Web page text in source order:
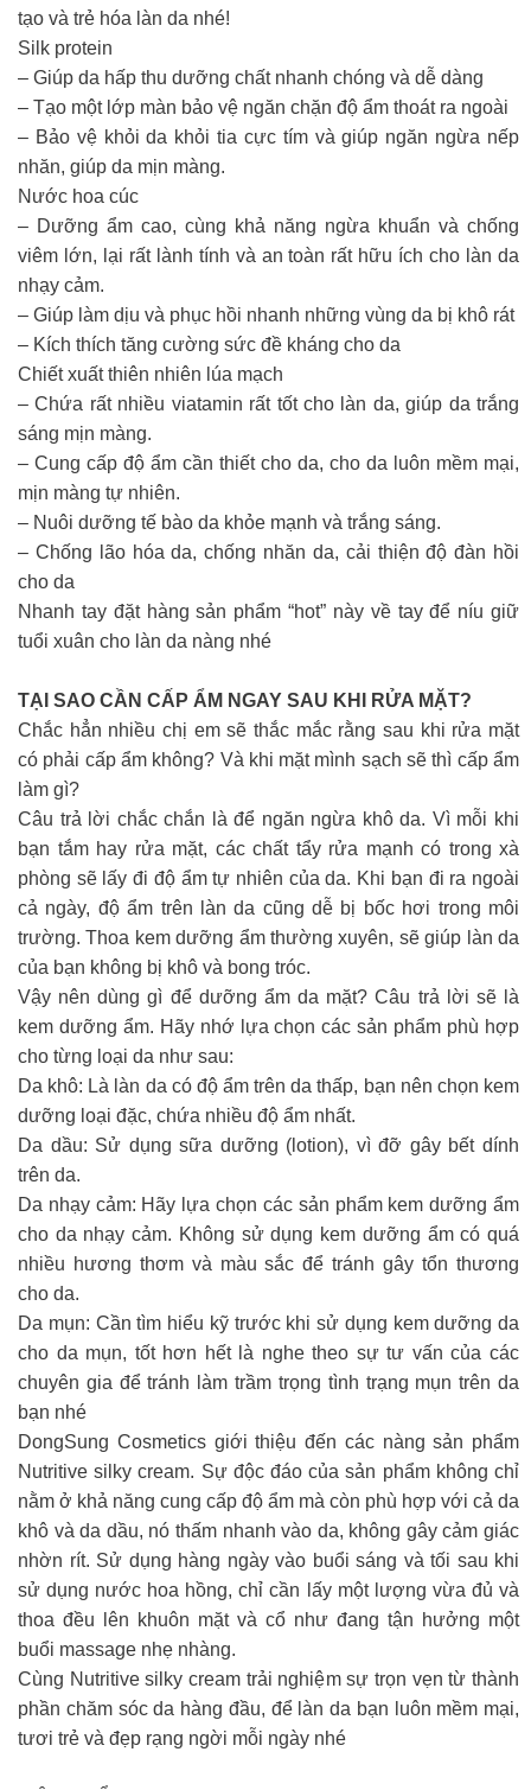
tạo và trẻ hóa làn da nhé!
Silk protein
– Giúp da hấp thu dưỡng chất nhanh chóng và dễ dàng
– Tạo một lớp màn bảo vệ ngăn chặn độ ẩm thoát ra ngoài
– Bảo vệ khỏi da khỏi tia cực tím và giúp ngăn ngừa nếp
nhăn, giúp da mịn màng.
Nước hoa cúc
– Dưỡng ẩm cao, cùng khả năng ngừa khuẩn và chống
viêm lớn, lại rất lành tính và an toàn rất hữu ích cho làn da
nhạy cảm.
– Giúp làm dịu và phục hồi nhanh những vùng da bị khô rát
– Kích thích tăng cường sức đề kháng cho da
Chiết xuất thiên nhiên lúa mạch
– Chứa rất nhiều viatamin rất tốt cho làn da, giúp da trắng
sáng mịn màng.
– Cung cấp độ ẩm cần thiết cho da, cho da luôn mềm mại,
mịn màng tự nhiên.
– Nuôi dưỡng tế bào da khỏe mạnh và trắng sáng.
– Chống lão hóa da, chống nhăn da, cải thiện độ đàn hồi
cho da
Nhanh tay đặt hàng sản phẩm “hot” này về tay để níu giữ
tuổi xuân cho làn da nàng nhé
TẠI SAO CẦN CẤP ẨM NGAY SAU KHI RỬA MẶT?
Chắc hẳn nhiều chị em sẽ thắc mắc rằng sau khi rửa mặt
có phải cấp ẩm không? Và khi mặt mình sạch sẽ thì cấp ẩm
làm gì?
Câu trả lời chắc chắn là để ngăn ngừa khô da. Vì mỗi khi
bạn tắm hay rửa mặt, các chất tẩy rửa mạnh có trong xà
phòng sẽ lấy đi độ ẩm tự nhiên của da. Khi bạn đi ra ngoài
cả ngày, độ ẩm trên làn da cũng dễ bị bốc hơi trong môi
trường. Thoa kem dưỡng ẩm thường xuyên, sẽ giúp làn da
của bạn không bị khô và bong tróc.
Vậy nên dùng gì để dưỡng ẩm da mặt? Câu trả lời sẽ là
kem dưỡng ẩm. Hãy nhớ lựa chọn các sản phẩm phù hợp
cho từng loại da như sau:
Da khô: Là làn da có độ ẩm trên da thấp, bạn nên chọn kem
dưỡng loại đặc, chứa nhiều độ ẩm nhất.
Da dầu: Sử dụng sữa dưỡng (lotion), vì đỡ gây bết dính
trên da.
Da nhạy cảm: Hãy lựa chọn các sản phẩm kem dưỡng ẩm
cho da nhạy cảm. Không sử dụng kem dưỡng ẩm có quá
nhiều hương thơm và màu sắc để tránh gây tổn thương
cho da.
Da mụn: Cần tìm hiểu kỹ trước khi sử dụng kem dưỡng da
cho da mụn, tốt hơn hết là nghe theo sự tư vấn của các
chuyên gia để tránh làm trầm trọng tình trạng mụn trên da
bạn nhé
DongSung Cosmetics giới thiệu đến các nàng sản phẩm
Nutritive silky cream. Sự độc đáo của sản phẩm không chỉ
nằm ở khả năng cung cấp độ ẩm mà còn phù hợp với cả da
khô và da dầu, nó thấm nhanh vào da, không gây cảm giác
nhờn rít. Sử dụng hàng ngày vào buổi sáng và tối sau khi
sử dụng nước hoa hồng, chỉ cần lấy một lượng vừa đủ và
thoa đều lên khuôn mặt và cổ như đang tận hưởng một
buổi massage nhẹ nhàng.
Cùng Nutritive silky cream trải nghiệm sự trọn vẹn từ thành
phần chăm sóc da hàng đầu, để làn da bạn luôn mềm mại,
tươi trẻ và đẹp rạng ngời mỗi ngày nhé